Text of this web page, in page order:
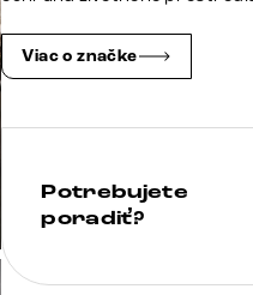
Viac o značke
Potrebujete
poradiť?